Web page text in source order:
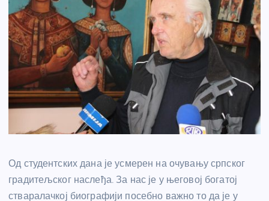
Од студентских дана је усмерен на очувању српског
градитељског наслеђа. За нас је у његовој богатој
стваралачкој биографији посебно важно то да је у